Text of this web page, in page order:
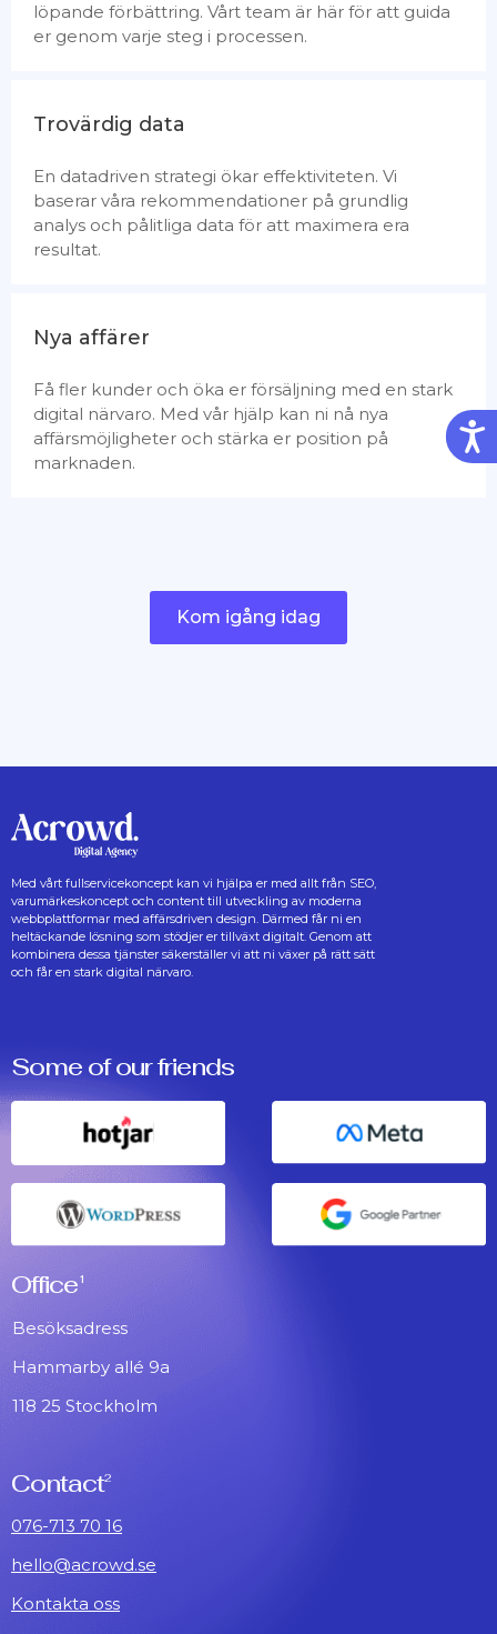
löpande förbättring. Vårt team är här för att guida
er genom varje steg i processen.
Trovärdig data
En datadriven strategi ökar effektiviteten. Vi
baserar våra rekommendationer på grundlig
analys och pålitliga data för att maximera era
resultat.
Nya affärer
Få fler kunder och öka er försäljning med en stark
digital närvaro. Med vår hjälp kan ni nå nya
affärsmöjligheter och stärka er position på
marknaden.
Kom igång idag
Med vårt fullservicekoncept kan vi hjälpa er med allt från SEO,
varumärkeskoncept och content till utveckling av moderna
webbplattformar med affärsdriven design. Därmed får ni en
heltäckande lösning som stödjer er tillväxt digitalt. Genom att
kombinera dessa tjänster säkerställer vi att ni växer på rätt sätt
och får en stark digital närvaro.
Some of our friends
Office1
Besöksadress
Hammarby allé 9a
118 25 Stockholm
Contact2
076-713 70 16
hello@acrowd.se
Kontakta oss